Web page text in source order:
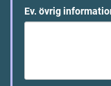
Ev. övrig